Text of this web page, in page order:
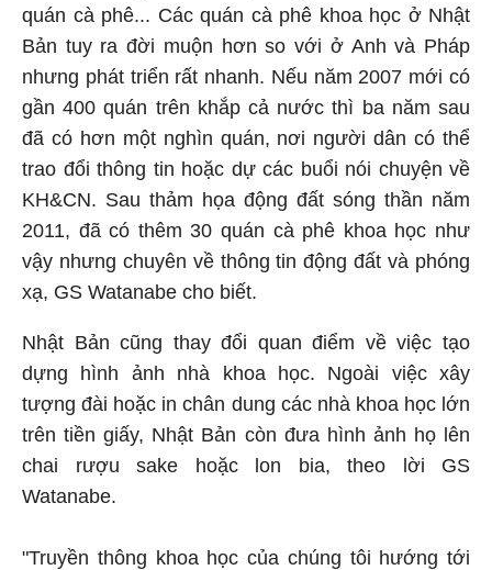
quán cà phê... Các quán cà phê khoa học ở Nhật
Bản tuy ra đời muộn hơn so với ở Anh và Pháp
nhưng phát triển rất nhanh. Nếu năm 2007 mới có
gần 400 quán trên khắp cả nước thì ba năm sau
đã có hơn một nghìn quán, nơi người dân có thể
trao đổi thông tin hoặc dự các buổi nói chuyện về
KH&CN. Sau thảm họa động đất sóng thần năm
2011, đã có thêm 30 quán cà phê khoa học như
vậy nhưng chuyên về thông tin động đất và phóng
xạ, GS Watanabe cho biết.
Nhật Bản cũng thay đổi quan điểm về việc tạo
dựng hình ảnh nhà khoa học. Ngoài việc xây
tượng đài hoặc in chân dung các nhà khoa học lớn
trên tiền giấy, Nhật Bản còn đưa hình ảnh họ lên
chai rượu sake hoặc lon bia, theo lời GS
Watanabe.
"Truyền thông khoa học của chúng tôi hướng tới